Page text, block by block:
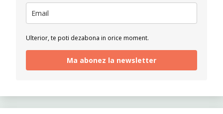
Ulterior, te poti dezabona in orice moment.
Ma abonez la newsletter